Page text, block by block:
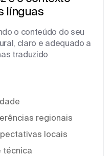
línguas
o conteúdo do seu
claro e adequado a
traduzido
regionais
locais
técnica